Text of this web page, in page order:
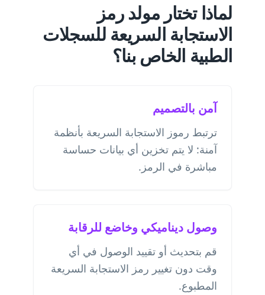
لماذا تختار مولد رمز
الاستجابة السريعة للسجلات
الطبية الخاص بنا؟
آمن بالتصميم
ترتبط رموز الاستجابة السريعة بأنظمة
آمنة: لا يتم تخزين أي بيانات حساسة
مباشرة في الرمز.
وصول ديناميكي وخاضع للرقابة
قم بتحديث أو تقييد الوصول في أي
وقت دون تغيير رمز الاستجابة السريعة
المطبوع.